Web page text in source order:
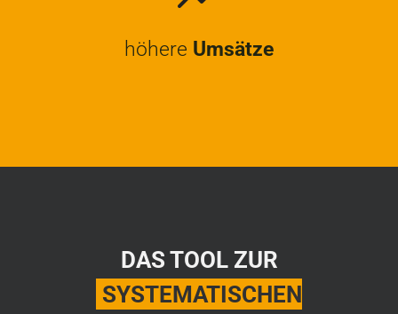
höhere Umsätze
DAS TOOL ZUR
SYSTEMATISCHEN